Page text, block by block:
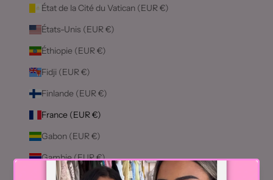
État de la Cité du Vatican (EUR €)
États-Unis (EUR €)
Éthiopie (EUR €)
Fidji (EUR €)
Finlande (EUR €)
France (EUR €)
Gabon (EUR €)
Gambie (EUR €)